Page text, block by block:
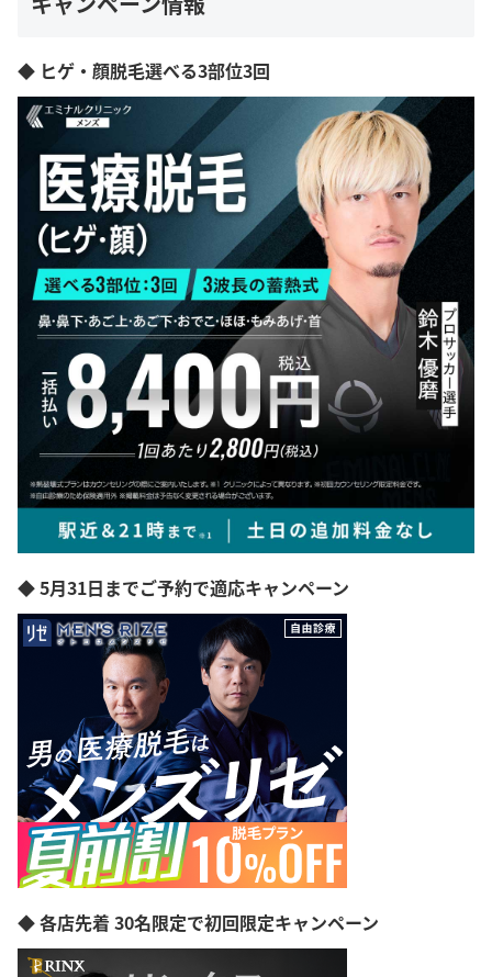
◆ ヒゲ・顔脱毛選べる3部位3回
◆ 5月31日までご予約で適応キャンペーン
◆ 各店先着 30名限定で初回限定キャンペーン